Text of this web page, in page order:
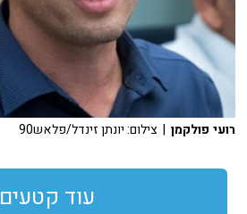
רועי פולקמן | צילום: יונתן זינדל/פלאש90
עוד קטעים